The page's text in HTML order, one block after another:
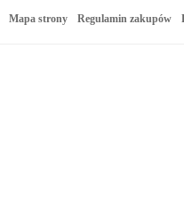
Mapa strony Regulamin zakupów